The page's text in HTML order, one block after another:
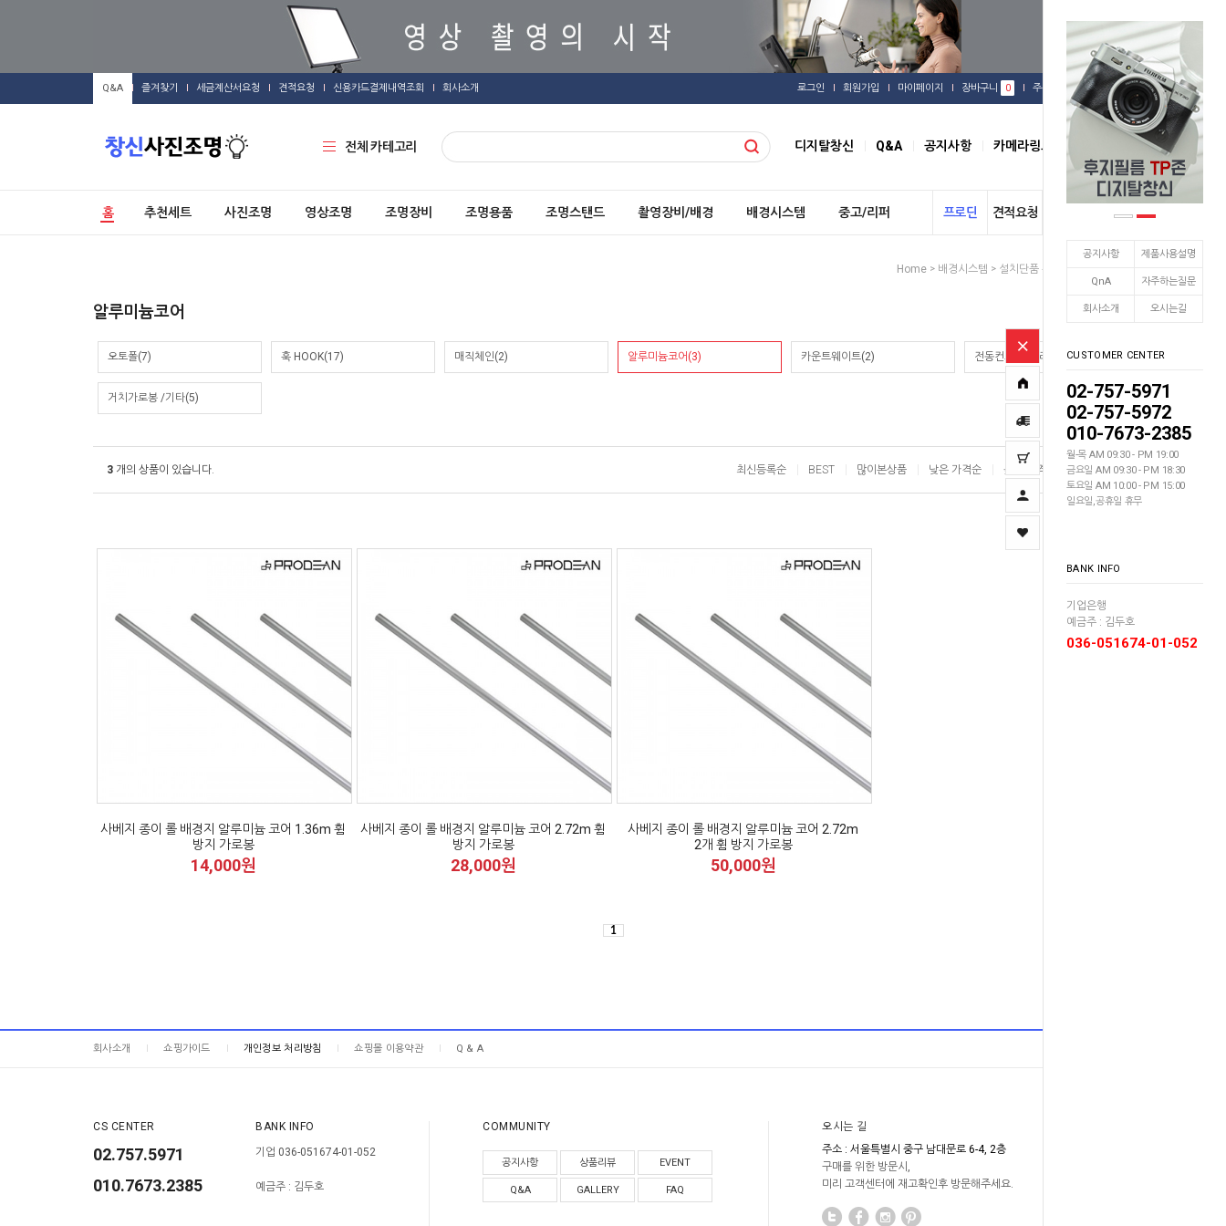
공지사항 제품사용설명
QnA 자주하는질문
회사소개 오시는길
CUSTOMER CENTER
02-757-5971
02-757-5972
010-7673-2385
월-목 AM 09:30 - PM 19:00
금요일 AM 09:30 - PM 18:30
토요일 AM 10:00 - PM 15:00
일요일,공휴일 휴무
BANK INFO
기업은행
예금주 : 김두호
036-051674-01-052
Q&A 즐겨찾기 세금계산서요청 견적요청 신용카드결제내역조회 회사소개 로그인 회원가입 마이페이지 장바구니 0 주문배송 관심상품
전체 카테고리 디지탈창신 Q&A 공지사항 카메라링크
홈 추천세트 사진조명 영상조명 조명장비 조명용품 조명스탠드 촬영장비/배경 배경시스템 중고/리퍼 프로딘 견적요청
Home > 배경시스템 > 설치단품 부품
알루미늄코어
오토폴(7) 훅 HOOK(17) 매직체인(2) 알루미늄코어(3) 카운트웨이트(2) 전동컨트롤러/리모컨(3)
거치가로봉 /기타(5)
3 개의 상품이 있습니다. 최신등록순 BEST 많이본상품 낮은 가격순 높은 가격순 이름순
사베지 종이 롤 배경지 알루미늄 코어 1.36m 휨
방지 가로봉
14,000원
사베지 종이 롤 배경지 알루미늄 코어 2.72m 휨
방지 가로봉
28,000원
사베지 종이 롤 배경지 알루미늄 코어 2.72m
2개 휨 방지 가로봉
50,000원
1
회사소개 쇼핑가이드 개인정보 처리방침 쇼핑몰 이용약관 Q & A
CS CENTER
02.757.5971
010.7673.2385
BANK INFO
기업 036-051674-01-052
예금주 : 김두호
COMMUNITY
공지사항 상품리뷰 EVENT
Q&A GALLERY FAQ
오시는 길
주소 : 서울특별시 중구 남대문로 6-4, 2층
구매를 위한 방문시,
미리 고객센터에 재고확인후 방문해주세요.